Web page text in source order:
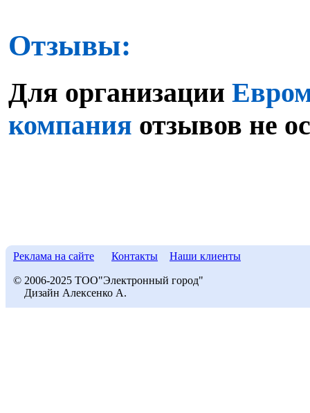
Отзывы:
Для организации
компания отзывов не
Реклама на сайте Контакты Наши клиенты
© 2006-2025 ТОО"Электронный город"
Дизайн Алексенко А.